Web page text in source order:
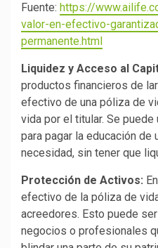
Fuente: https://
valor-en-efectivo-
permanente.html
Liquidez y Acceso al
productos financieros de
efectivo de una póliza de
vida por el titular. Se
para pagar la educación de
necesidad, sin tener que
Protección de Activos:
efectivo de la póliza de
acreedores. Esto puede
negocios o profesionales